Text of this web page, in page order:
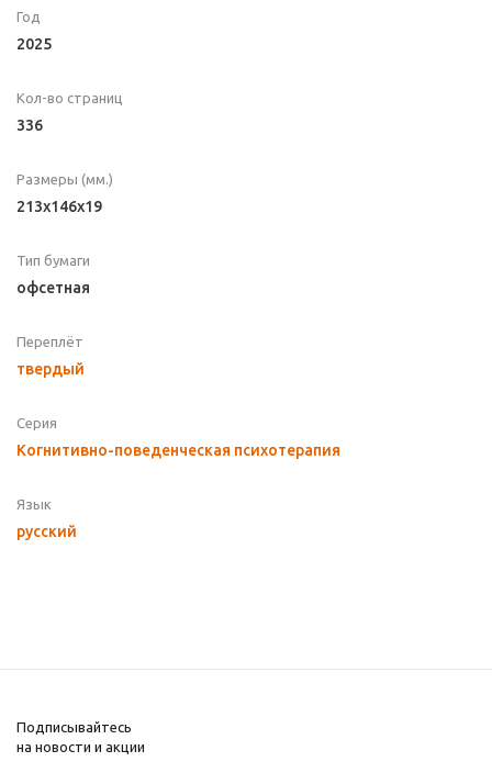
Год
2025
Кол-во страниц
336
Размеры (мм.)
213х146х19
Тип бумаги
офсетная
Переплёт
твердый
Серия
Когнитивно-поведенческая психотерапия
Язык
русский
Подписывайтесь
на новости и акции